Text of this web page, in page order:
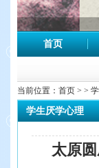
首页
当前位置： 首页 > >
学生厌学心理
太原